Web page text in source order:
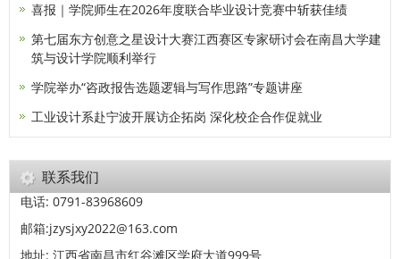
喜报｜学院师生在2026年度联合毕业设计竞赛中斩获佳绩
第七届东方创意之星设计大赛江西赛区专家研讨会在南昌大学建
筑与设计学院顺利举行
学院举办“咨政报告选题逻辑与写作思路”专题讲座
工业设计系赴宁波开展访企拓岗 深化校企合作促就业
联系我们
电话: 0791-83968609
邮箱:jzysjxy2022@163.com
地址: 江西省南昌市红谷滩区学府大道999号